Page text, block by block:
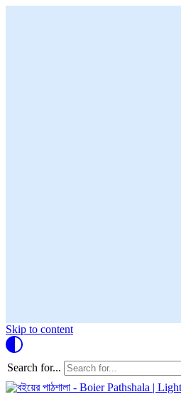
Skip to content
Search for...